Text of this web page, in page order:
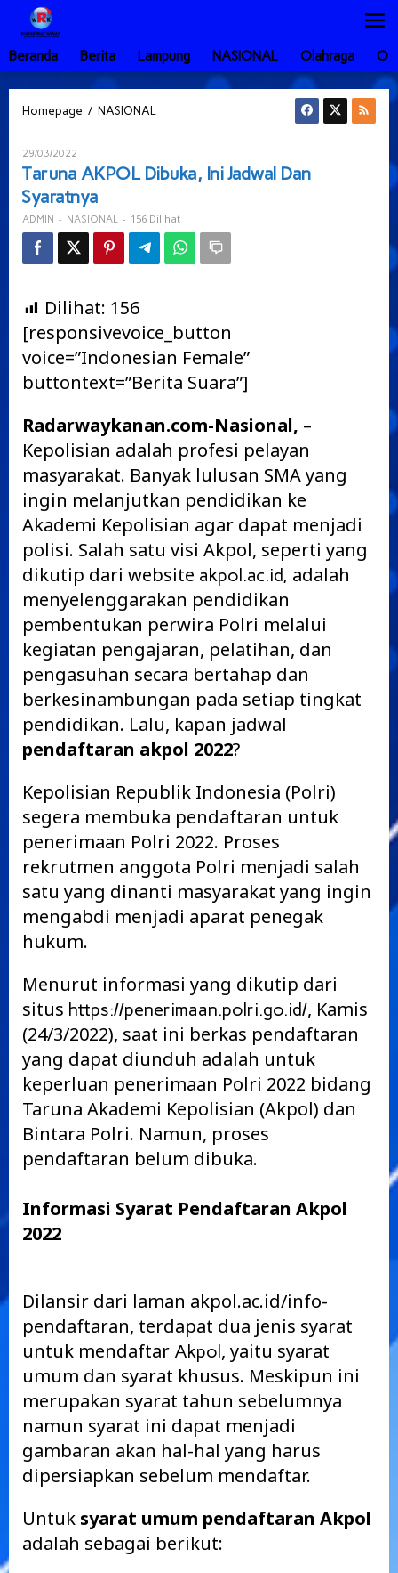
Lewati
konten
Beranda
Berita Lampung NASIONAL Olahraga
Homepage / NASIONAL
Jadwal
29/03/2022
ADMIN
Taruna AKPOL Dibuka, Ini Jadwal Dan
Syaratnya
ADMIN - NASIONAL - 156 Dilihat
Dilihat: 156
[responsivevoice_button
voice=”Indonesian Female”
buttontext=”Berita Suara”]
Radarwaykanan.com-Nasional, –
Kepolisian adalah profesi pelayan
masyarakat. Banyak lulusan SMA yang
ingin melanjutkan pendidikan ke
Akademi Kepolisian agar dapat menjadi
polisi. Salah satu visi Akpol, seperti yang
dikutip dari website akpol.ac.id, adalah
menyelenggarakan pendidikan
pembentukan perwira Polri melalui
kegiatan pengajaran, pelatihan, dan
pengasuhan secara bertahap dan
berkesinambungan pada setiap tingkat
pendidikan. Lalu, kapan jadwal
pendaftaran akpol 2022?
Kepolisian Republik Indonesia (Polri)
segera membuka pendaftaran untuk
penerimaan Polri 2022. Proses
rekrutmen anggota Polri menjadi salah
satu yang dinanti masyarakat yang ingin
mengabdi menjadi aparat penegak
hukum.
Menurut informasi yang dikutip dari
situs https://penerimaan.polri.go.id/, Kamis
(24/3/2022), saat ini berkas pendaftaran
yang dapat diunduh adalah untuk
keperluan penerimaan Polri 2022 bidang
Taruna Akademi Kepolisian (Akpol) dan
Bintara Polri. Namun, proses
pendaftaran belum dibuka.
Informasi Syarat Pendaftaran Akpol
2022
Dilansir dari laman akpol.ac.id/info-
pendaftaran, terdapat dua jenis syarat
untuk mendaftar Akpol, yaitu syarat
umum dan syarat khusus. Meskipun ini
merupakan syarat tahun sebelumnya
namun syarat ini dapat menjadi
gambaran akan hal-hal yang harus
dipersiapkan sebelum mendaftar.
Untuk syarat umum pendaftaran Akpol
adalah sebagai berikut: